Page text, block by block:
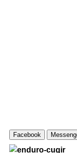
Facebook